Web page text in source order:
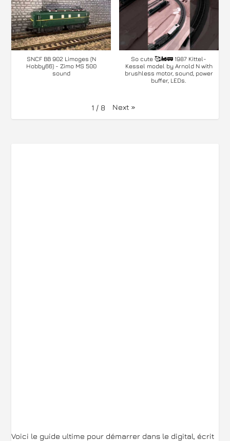
SNCF BB 902 Limoges (N
Hobby66) - Zimo MS 500
sound
So cute 🥰🚂🚃 1987 Kittel-
Kessel model by Arnold N with
brushless motor, sound, power
buffer, LEDs.
1 / 8 Next »
Voici le guide ultime pour démarrer dans le digital, écrit